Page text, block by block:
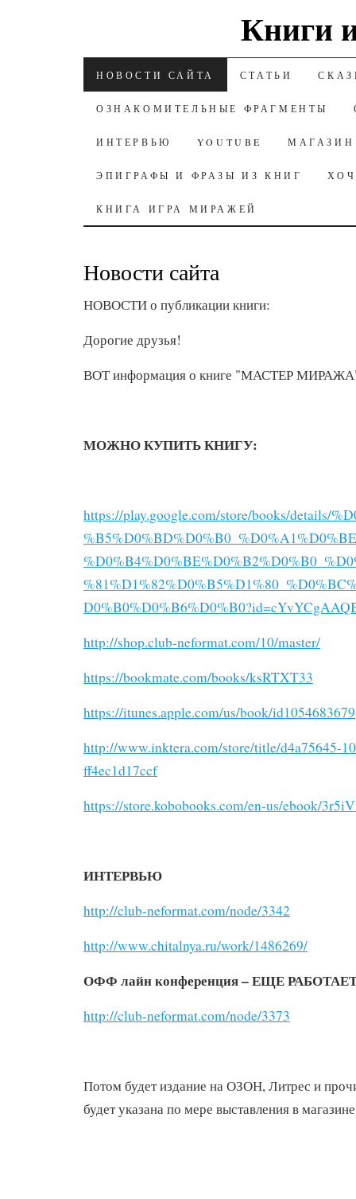
Книги
К СОДЕРЖАНИЮ
НОВОСТИ САЙТА СТАТЬИ
ОЗНАКОМИТЕЛЬНЫЕ ФРАГМЕНТЫ
ИНТЕРВЬЮ YOUTUBE МАГАЗИН
ЭПИГРАФЫ И ФРАЗЫ ИЗ КНИГ
КНИГА ИГРА МИРАЖЕЙ
Новости сайта
НОВОСТИ о публикации книги:
Дорогие друзья!
ВОТ информация о книге "МАСТЕР
МОЖНО КУПИТЬ КНИГУ:
https://play.google.com/store/books/details/
http://shop.club-neformat.com/10/master/
https://bookmate.com/books/ksRTXT33
https://itunes.apple.com/us/book/id1054683679
http://www.inktera.com/store/title/d4a75645-
ff4ec1d17ccf
https://store.kobobooks.com/en-us/ebook/
ИНТЕРВЬЮ
http://club-neformat.com/node/3342
http://www.chitalnya.ru/work/1486269/
ОФФ лайн конференция – ЕЩЕ
http://club-neformat.com/node/3373
Потом будет издание на ОЗОН, Литрес и
будет указана по мере выставления в